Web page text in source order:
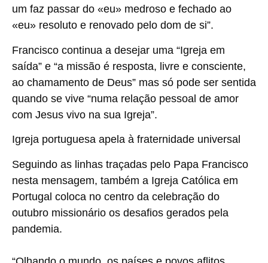
um faz passar do «eu» medroso e fechado ao
«eu» resoluto e renovado pelo dom de si”.
Francisco continua a desejar uma “Igreja em
saída” e “a missão é resposta, livre e consciente,
ao chamamento de Deus” mas só pode ser sentida
quando se vive “numa relação pessoal de amor
com Jesus vivo na sua Igreja”.
Igreja portuguesa apela à fraternidade universal
Seguindo as linhas traçadas pelo Papa Francisco
nesta mensagem, também a Igreja Católica em
Portugal coloca no centro da celebração do
outubro missionário os desafios gerados pela
pandemia.